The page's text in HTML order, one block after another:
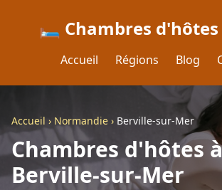
🛏️ Chambres d'hôtes
Accueil Régions Blog
Accueil › Normandie › Berville-sur-Mer
Chambres d'hôtes à
Berville-sur-Mer